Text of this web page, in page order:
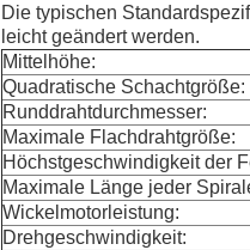
Die typischen
leicht geändert werden.
Mittelhöhe:
Quadratische Schachtgröße:
Runddrahtdurchmesser:
Maximale Flachdrahtgröße:
Höchstgeschwindigkeit der
Maximale Länge jeder
Wickelmotorleistung:
Drehgeschwindigkeit: